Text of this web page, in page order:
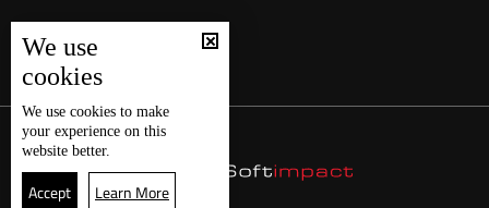
We use
cookies
We use cookies to make
your experience on this
website better.
Accept Learn More